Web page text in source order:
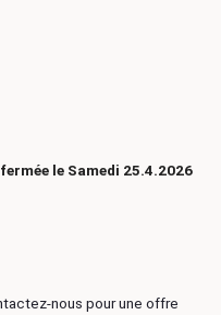
fermée le Samedi 25.4.2026
nous pour une offre